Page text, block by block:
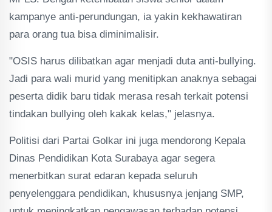
kampanye anti-perundungan, ia yakin kekhawatiran
para orang tua bisa diminimalisir.
"OSIS harus dilibatkan agar menjadi duta anti-bullying.
Jadi para wali murid yang menitipkan anaknya sebagai
peserta didik baru tidak merasa resah terkait potensi
tindakan bullying oleh kakak kelas," jelasnya.
Politisi dari Partai Golkar ini juga mendorong Kepala
Dinas Pendidikan Kota Surabaya agar segera
menerbitkan surat edaran kepada seluruh
penyelenggara pendidikan, khususnya jenjang SMP,